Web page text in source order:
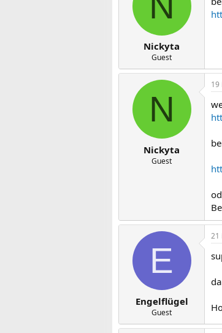
Nickyta
Guest
N
Nickyta
Guest
19
E
Engelflügel
Guest
21